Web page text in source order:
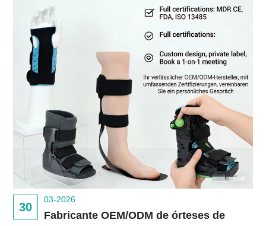
30
03-2026
Fabricante OEM/ODM de órteses de